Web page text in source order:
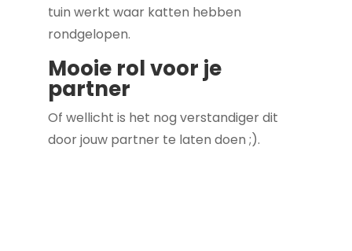
tuin werkt waar katten hebben
rondgelopen.
Mooie rol voor je
partner
Of wellicht is het nog verstandiger dit
door jouw partner te laten doen ;).